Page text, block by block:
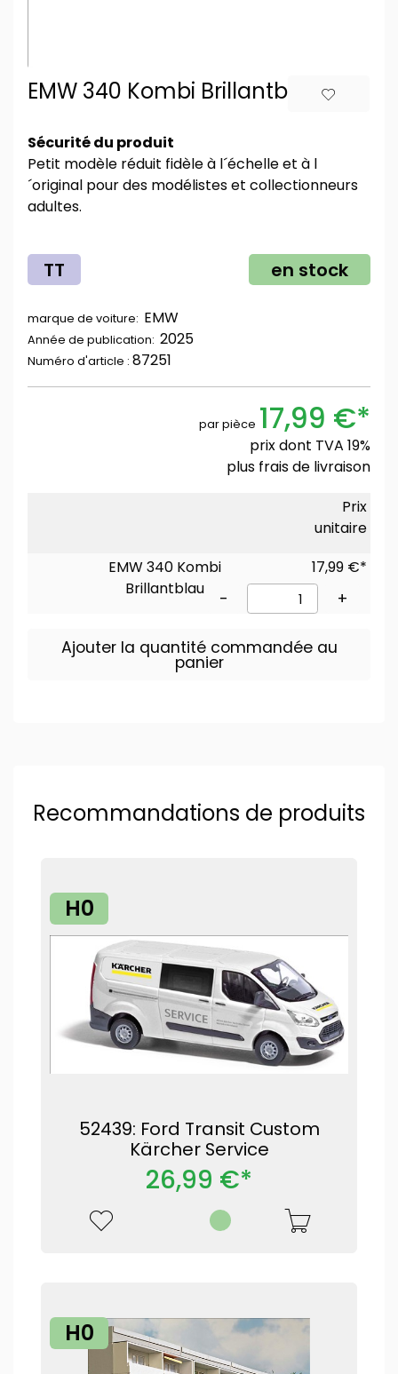
EMW 340 Kombi Brillantblau
Sécurité du produit
Petit modèle réduit fidèle à l´échelle et à l
´original pour des modélistes et collectionneurs
adultes.
TT en stock
marque de voiture: EMW
Année de publication: 2025
Numéro d'article : 87251
par pièce 17,99 €*
prix dont TVA 19%
plus frais de livraison
Prix
unitaire
EMW 340 Kombi
Brillantblau
17,99 €*
- +
Ajouter la quantité commandée au
panier
Recommandations de produits
H0
52439: Ford Transit Custom
Kärcher Service
26,99 €*
H0